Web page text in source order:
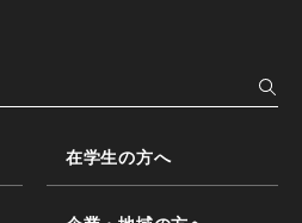
在学生の方へ